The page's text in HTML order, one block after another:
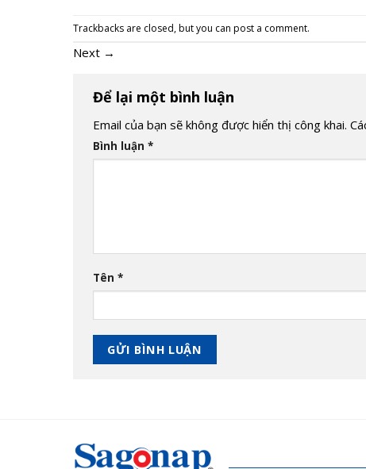
Trackbacks are closed, but you can post a comment.
Next →
Để lại một bình luận
Email của bạn sẽ không được hiển thị công khai.
Bình luận *
Tên *